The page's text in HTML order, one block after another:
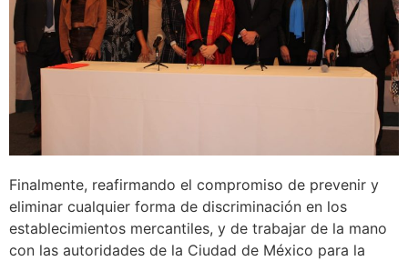
Finalmente, reafirmando el compromiso de prevenir y
eliminar cualquier forma de discriminación en los
establecimientos mercantiles, y de trabajar de la mano
con las autoridades de la Ciudad de México para la